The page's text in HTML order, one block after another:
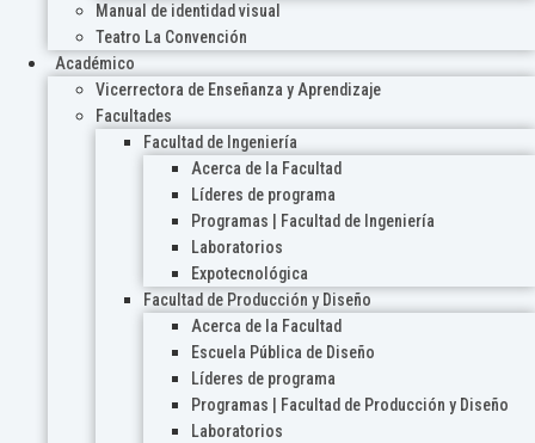
Manual de identidad visual
Teatro La Convención
Académico
Vicerrectora de Enseñanza y Aprendizaje
Facultades
Facultad de Ingeniería
Acerca de la Facultad
Líderes de programa
Programas | Facultad de Ingeniería
Laboratorios
Expotecnológica
Facultad de Producción y Diseño
Acerca de la Facultad
Escuela Pública de Diseño
Líderes de programa
Programas | Facultad de Producción y Diseño
Laboratorios